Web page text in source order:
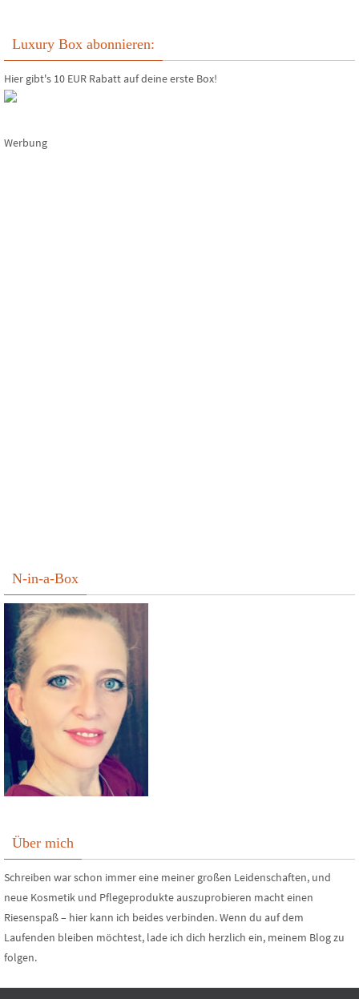
Luxury Box abonnieren:
Hier gibt's 10 EUR Rabatt auf deine erste Box!
Werbung
N-in-a-Box
Über mich
Schreiben war schon immer eine meiner großen Leidenschaften, und
neue Kosmetik und Pflegeprodukte auszuprobieren macht einen
Riesenspaß – hier kann ich beides verbinden. Wenn du auf dem
Laufenden bleiben möchtest, lade ich dich herzlich ein, meinem Blog zu
folgen.